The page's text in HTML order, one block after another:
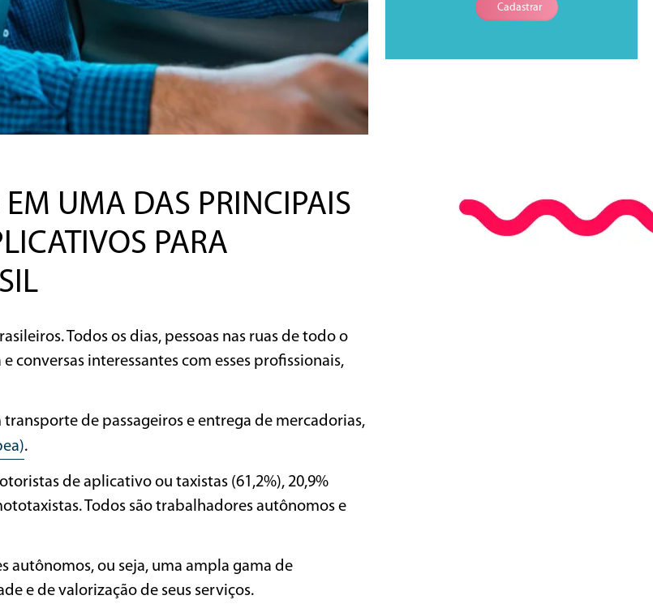
UMA DAS PRINCIPAIS
PARA
Todos os dias, pessoas nas ruas de todo o
conversas interessantes com esses profissionais,
de passageiros e entrega de mercadorias,
.
de aplicativo ou taxistas (61,2%), 20,9%
Todos são trabalhadores autônomos e
autônomos, ou seja, uma ampla gama de
e de valorização de seus serviços.
Cadastrar